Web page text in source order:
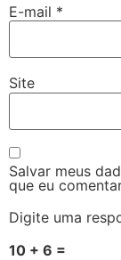
E-mail *
Site
Salvar meus
que eu
Digite uma
10 + 6 =